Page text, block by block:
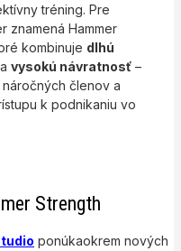
tréning. Pre
znamená Hammer
kombinuje dlhú
vysokú návratnosť –
členov a
k podnikaniu vo
Strength
ponúkaokrem nových